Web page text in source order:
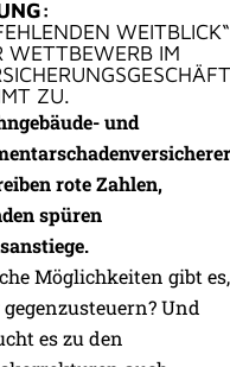
WEITBLICK“
WETTBEWERB IM
ZU.
und
rote Zahlen,
spüren
Möglichkeiten gibt es,
Und
es zu den